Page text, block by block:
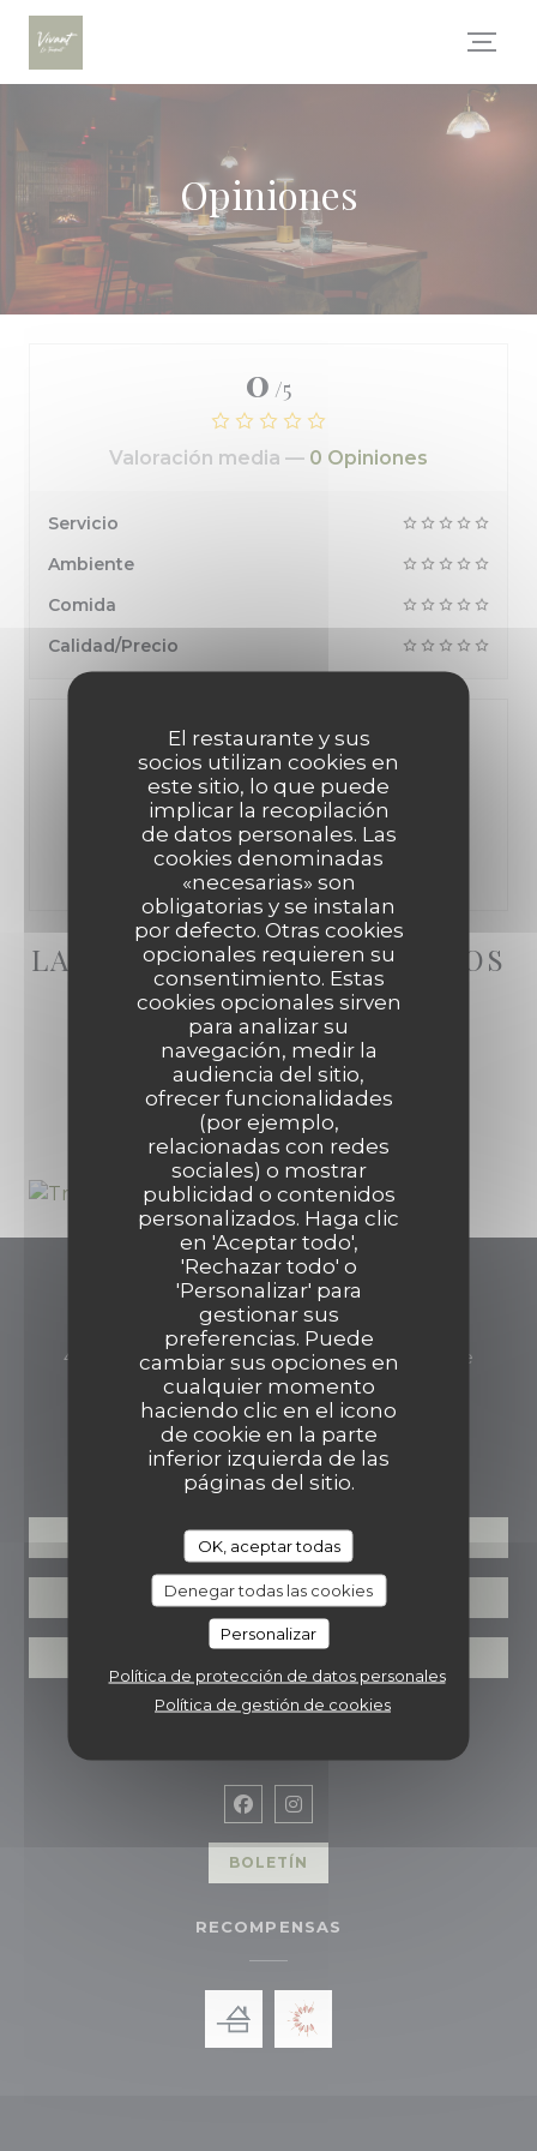
Personalización de sus opciones de cookies
El restaurante y sus
socios utilizan cookies en
este sitio, lo que puede
implicar la recopilación
de datos personales. Las
cookies denominadas
«necesarias» son
obligatorias y se instalan
por defecto. Otras cookies
opcionales requieren su
consentimiento. Estas
cookies opcionales sirven
para analizar su
navegación, medir la
audiencia del sitio,
ofrecer funcionalidades
(por ejemplo,
relacionadas con redes
sociales) o mostrar
publicidad o contenidos
personalizados. Haga clic
en 'Aceptar todo',
'Rechazar todo' o
'Personalizar' para
gestionar sus
preferencias. Puede
cambiar sus opciones en
cualquier momento
haciendo clic en el icono
de cookie en la parte
inferior izquierda de las
páginas del sitio.
OK, aceptar todas
Denegar todas las cookies
Personalizar
Política de protección de datos personales
Política de gestión de cookies
Opiniones
LAS OPINIONES DE NUESTROS
CLIENTES
1
0 /5
Valoración media — 0 Opiniones
Servicio
Ambiente
Comida
Calidad/Precio
100% de opiniones comprobadas
Solo los clientes que reservaron dejaron su
opinión
Restaurant Vivant
49 rue de Londres 62520 Le Touquet-Paris-Plage
03 21 90 01 34
RESERVA
RESERVAR UNA MESA
TAKEAWAY
Facebook ((abre en una
Instagram ((abre en una
BOLETÍN
RECOMPENSAS